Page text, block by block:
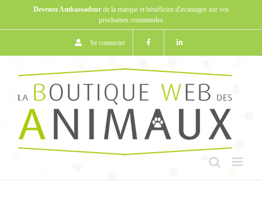
Passer
au
Devenez Ambassadeurde la marque et bénéficiez d'avantages sur vos
prochaines commandes
Se connecter